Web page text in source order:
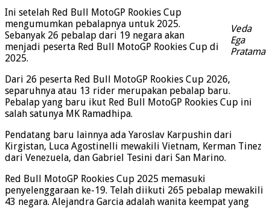
Veda
Ega
Pratama
Ini setelah Red Bull MotoGP Rookies Cup
mengumumkan pebalapnya untuk 2025.
Sebanyak 26 pebalap dari 19 negara akan
menjadi peserta Red Bull MotoGP Rookies Cup di
2025.
Dari 26 peserta Red Bull MotoGP Rookies Cup 2026,
separuhnya atau 13 rider merupakan pebalap baru.
Pebalap yang baru ikut Red Bull MotoGP Rookies Cup ini
salah satunya MK Ramadhipa.
Pendatang baru lainnya ada Yaroslav Karpushin dari
Kirgistan, Luca Agostinelli mewakili Vietnam, Kerman Tinez
dari Venezuela, dan Gabriel Tesini dari San Marino.
Red Bull MotoGP Rookies Cup 2025 memasuki
penyelenggaraan ke-19. Telah diikuti 265 pebalap mewakili
43 negara. Alejandra Garcia adalah wanita keempat yang